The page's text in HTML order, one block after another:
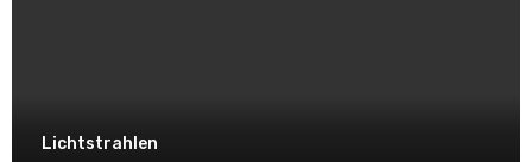
Lichtstrahlen